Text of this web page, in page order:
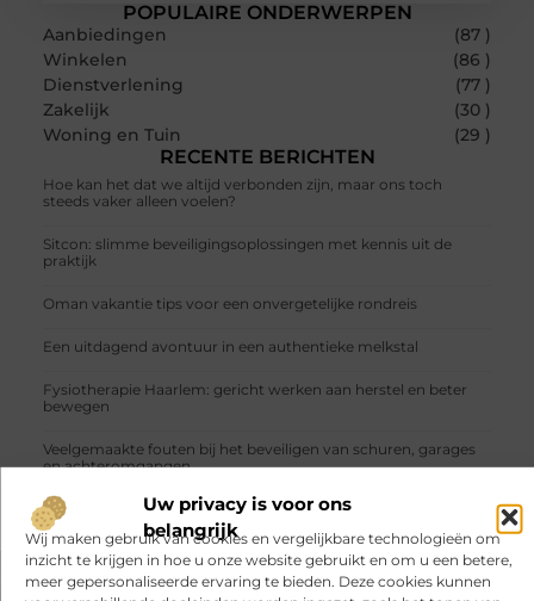
Uw privacy is voor ons
belangrijk
Wij maken gebruik van cookies en vergelijkbare technologieën om
inzicht te krijgen in hoe u onze website gebruikt en om u een betere,
meer gepersonaliseerde ervaring te bieden. Deze cookies kunnen
POPULAIRE ONDERWERPEN
Aanbiedingen
(87 )
Winkelen
(86 )
Dienstverlening
(77 )
Zakelijk
(30 )
Woning en Tuin
(29 )
RECENTE BERICHTEN
Hoe kan het dat we altijd verbonden zijn, maar ons toch
steeds vaker alleen voelen?
Sitcon: slimme beveiligingsoplossingen met kennis uit de
praktijk
Oman vakantie tips voor een onvergetelijke rondreis
Een uitdagend avontuur in een authentieke melkstal
Fysiotherapie Haarlem: gericht werken aan herstel en beter
bewegen
Veelgemaakte fouten bij het beveiligen van schuren, garages
en achteromgangen